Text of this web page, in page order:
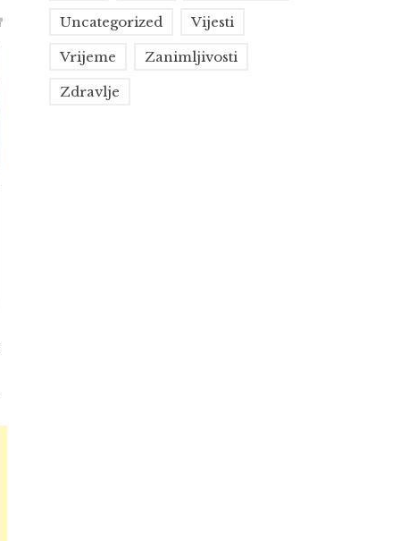
Uncategorized Vijesti
Vrijeme Zanimljivosti
Zdravlje